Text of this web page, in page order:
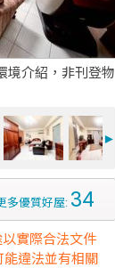
境介紹，非刊登物
►
多優質好屋: 34
實際合法文件
違法並有相關